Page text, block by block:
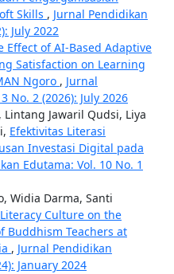
Skills , Jurnal Pendidikan
July 2022
Effect of AI-Based Adaptive
Satisfaction on Learning
Ngoro , Jurnal
No. 2 (2026): July 2026
Jawaril Qudsi, Liya
Efektivitas Literasi
Investasi Digital pada
Edutama: Vol. 10 No. 1
Widia Darma, Santi
Culture on the
Buddhism Teachers at
, Jurnal Pendidikan
January 2024